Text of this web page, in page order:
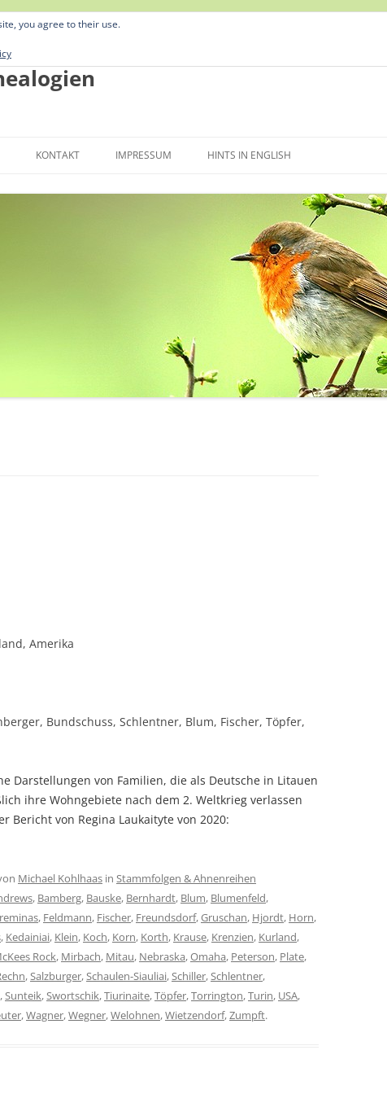
Inhalt
KONTAKT IMPRESSUM HINTS IN ENGLISH
Amerika
Bundschuss, Schlentner, Blum, Fischer, Töpfer,
Darstellungen von Familien, die als Deutsche in Litauen
ihre Wohngebiete nach dem 2. Weltkrieg verlassen
Bericht von Regina Laukaityte von 2020:
Michael Kohlhaas in Stammfolgen & Ahnenreihen
, Bamberg, Bauske, Bernhardt, Blum, Blumenfeld,
, Feldmann, Fischer, Freundsdorf,Gruschan, Hjordt, Horn,
, Kedainiai, Klein, Koch, Korn, Korth, Krause, Krenzien, Kurland,
Rock, Mirbach, Mitau, Nebraska,Omaha, Peterson, Plate,
,Salzburger,Schaulen-Siauliai,Schiller,Schlentner,
,Sunteik,Swortschik,Tiurinaite,Töpfer,Torrington,Turin, USA,
,Wagner,Wegner,Welohnen,Wietzendorf,Zumpft.
you agree to their use.